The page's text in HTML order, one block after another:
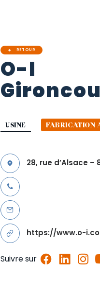
RETOUR
O-I
USINE FABRICATION
28, rue d’Alsace
https://www.o-
Suivre sur